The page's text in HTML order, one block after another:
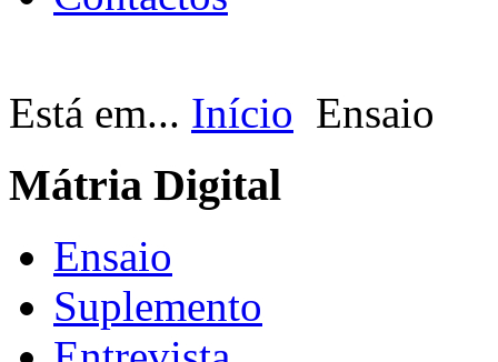
Está em... Início Ensaio
Mátria Digital
Ensaio
Suplemento